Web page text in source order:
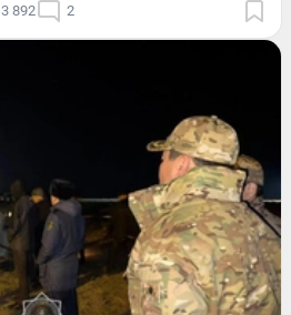
3 892 2